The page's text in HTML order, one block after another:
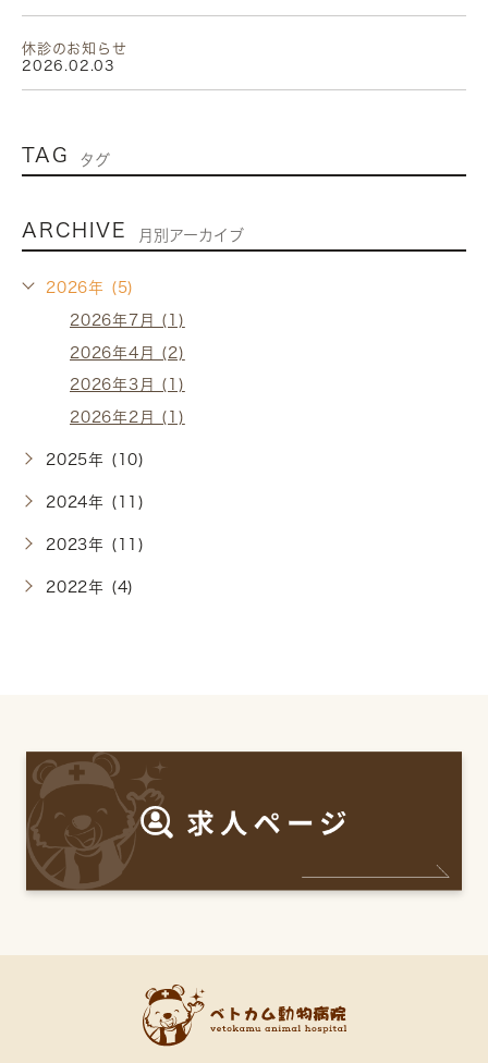
休診のお知らせ
2026.02.03
TAG タグ
ARCHIVE 月別アーカイブ
2026年 (5)
2026年7月 (1)
2026年4月 (2)
2026年3月 (1)
2026年2月 (1)
2025年 (10)
2024年 (11)
2023年 (11)
2022年 (4)